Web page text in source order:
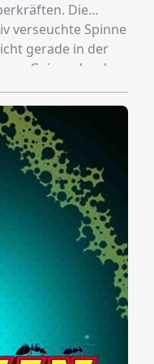
Die
verseuchte Spinne
gerade in der
Geier oder dem
Museum angreift.
Frage nach. Was
angestellt? Peter
(Text: